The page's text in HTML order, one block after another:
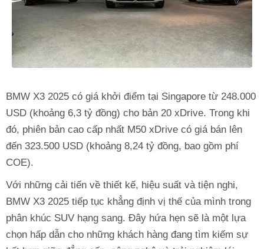
BMW X3 2025 có giá khởi điểm tại Singapore từ 248.000
USD (khoảng 6,3 tỷ đồng) cho bản 20 xDrive. Trong khi
đó, phiên bản cao cấp nhất M50 xDrive có giá bán lên
đến 323.500 USD (khoảng 8,24 tỷ đồng, bao gồm phí
COE).
Với những cải tiến về thiết kế, hiệu suất và tiện nghi,
BMW X3 2025 tiếp tục khẳng định vị thế của mình trong
phân khúc SUV hạng sang. Đây hứa hẹn sẽ là một lựa
chọn hấp dẫn cho những khách hàng đang tìm kiếm sự